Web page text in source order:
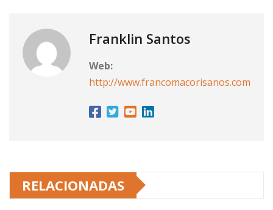
Franklin Santos
Web:
http://www.francomacorisanos.com
RELACIONADAS